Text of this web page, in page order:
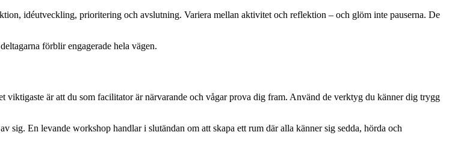
idéutveckling, prioritering och avslutning. Variera mellan aktivitet och reflektion – och glöm inte pauserna. De
förblir engagerade hela vägen.
är att du som facilitator är närvarande och vågar prova dig fram. Använd de verktyg du känner dig trygg
sig. En levande workshop handlar i slutändan om att skapa ett rum där alla känner sig sedda, hörda och